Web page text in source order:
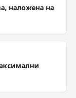
наложена на